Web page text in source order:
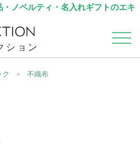
・ノベルティ・名入れギフトのエキ
ション
こだわり検索
ク 不織布